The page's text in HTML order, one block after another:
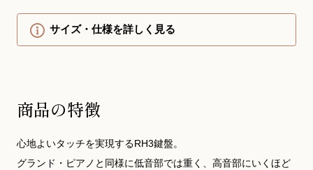
サイズ・仕様を詳しく見る
商品の特徴
心地よいタッチを実現するRH3鍵盤。
グランド・ピアノと同様に低音部では重く、高音部にいくほど